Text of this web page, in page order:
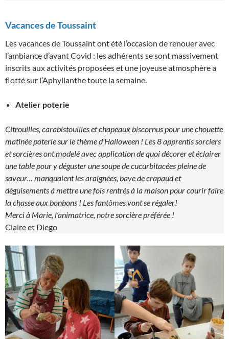
Vacances de Toussaint
Les vacances de Toussaint ont été l’occasion de renouer avec
l’ambiance d’avant Covid : les adhérents se sont massivement
inscrits aux activités proposées et une joyeuse atmosphère a
flotté sur l’Aphyllanthe toute la semaine.
Atelier poterie
Citrouilles, carabistouilles et chapeaux biscornus pour une chouette
matinée poterie sur le thème d’Halloween ! Les 8 apprentis sorciers
et sorcières ont modelé avec application de quoi décorer et éclairer
une table pour y déguster une soupe de cucurbitacées pleine de
saveur… manquaient les araignées, bave de crapaud et
déguisements à mettre une fois rentrés à la maison pour courir faire
la chasse aux bonbons ! Les fantômes vont se régaler!
Merci à Marie, l’animatrice, notre sorcière préférée !
Claire et Diego